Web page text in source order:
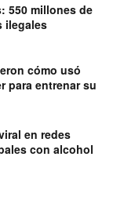
550 millones de
ilegales
cómo usó
para entrenar su
en redes
con alcohol